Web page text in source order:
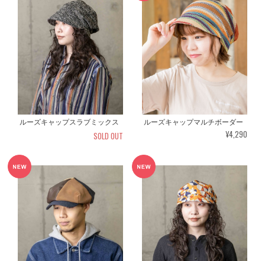
ルーズキャップスラブミックス
SOLD OUT
ルーズキャップマルチボーダー
¥4,290